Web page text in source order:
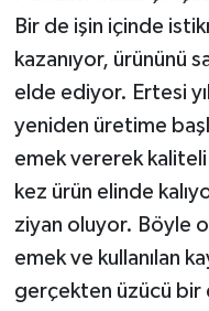
Bir de işin içinde
kazanıyor, ürününü
elde ediyor. Ertesi
yeniden üretime
emek vererek
kez ürün elinde
ziyan oluyor. Böyle
emek ve kullanılan
gerçekten üzücü bir